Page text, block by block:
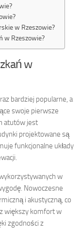
w Rzeszowie?
w Rzeszowie?
w
bardziej popularne, a
swoje pierwsze
atutów jest
projektowane są
funkcjonalne układy
w
Nowoczesne
i akustyczną, co
większy komfort w
zgodności z